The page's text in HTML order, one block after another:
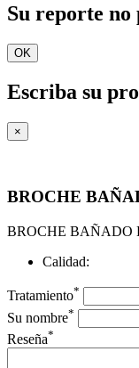
Su reporte no
OK
Escriba su
×
BROCHE
BROCHE BAÑADO
Calidad:
Tratamiento*
Su nombre*
Reseña*